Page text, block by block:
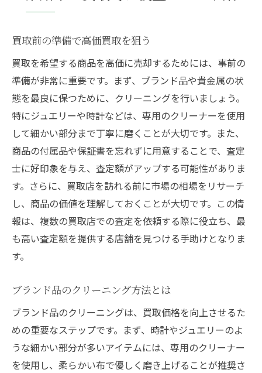
姫路で高価買取を実現するコツ
姫路市で査定額をアップさせる方法
貴金属買取の基礎知識
便利な買取サービスの活用法
口コミで評判の高い買取店を探す
姫路市内での買取に役立つ情報
買取の前に知っておきたい姫路の情報
姫路市で買取成功への道筋を探る
地域密着型の買取店のメリット
姫路市の買取事情に詳しくなる
ブランド品の査定を有利に進める
買取イベント情報を常にチェック
姫路市での買取を成功させるためのポイント
口コミを参考にした買取店選びのコツ
査定額を左右するポイントとは
姫路市の買取専門店を徹底比較
買取前の準備で高価買取を狙う
買取を希望する商品を高価に売却するためには、事前の
準備が非常に重要です。まず、ブランド品や貴金属の状
態を最良に保つために、クリーニングを行いましょう。
特にジュエリーや時計などは、専用のクリーナーを使用
して細かい部分まで丁寧に磨くことが大切です。また、
商品の付属品や保証書を忘れずに用意することで、査定
士に好印象を与え、査定額がアップする可能性がありま
す。さらに、買取店を訪れる前に市場の相場をリサーチ
し、商品の価値を理解しておくことが大切です。この情
報は、複数の買取店での査定を依頼する際に役立ち、最
も高い査定額を提供する店舗を見つける手助けとなりま
す。
ブランド品のクリーニング方法とは
ブランド品のクリーニングは、買取価格を向上させるた
めの重要なステップです。まず、時計やジュエリーのよ
うな細かい部分が多いアイテムには、専用のクリーナー
を使用し、柔らかい布で優しく磨き上げることが推奨さ